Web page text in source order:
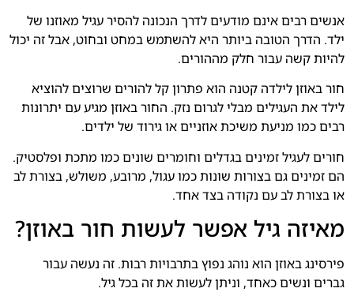
אנשים רבים אינם מודעים לדרך הנכונה להסיר עגיל מאוזנו של
ילד. הדרך הטובה ביותר היא להשתמש במחט ובחוט, אבל זה יכול
להיות קשה עבור חלק מההורים.
חור באוזן לילדה קטנה הוא פתרון קל להורים שרוצים להוציא
לילד את העגילים מבלי לגרום נזק. החור באוזן מגיע עם יתרונות
רבים כמו מניעת משיכת אוזניים או גירוד של ילדים.
חורים לעגיל זמינים בגדלים וחומרים שונים כמו מתכת ופלסטיק.
הם זמינים גם בצורות שונות כמו עגול, מרובע, משולש, בצורת לב
או בצורת לב עם נקודה בצד אחד.
מאיזה גיל אפשר לעשות חור באוזן?
פירסינג באוזן הוא נוהג נפוץ בתרבויות רבות. זה נעשה עבור
גברים ונשים כאחד, וניתן לעשות את זה בכל גיל.